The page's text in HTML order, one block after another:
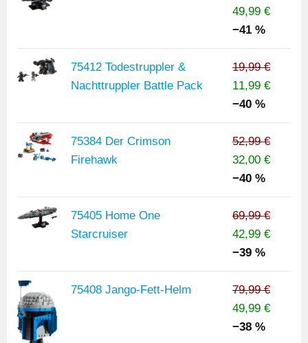
49,99 €
−41 %
75412 Todestruppler &
Nachttruppler Battle Pack
19,99 €
11,99 €
−40 %
75384 Der Crimson
Firehawk
52,99 €
32,00 €
−40 %
75405 Home One
Starcruiser
69,99 €
42,99 €
−39 %
75408 Jango-Fett-Helm
79,99 €
49,99 €
−38 %